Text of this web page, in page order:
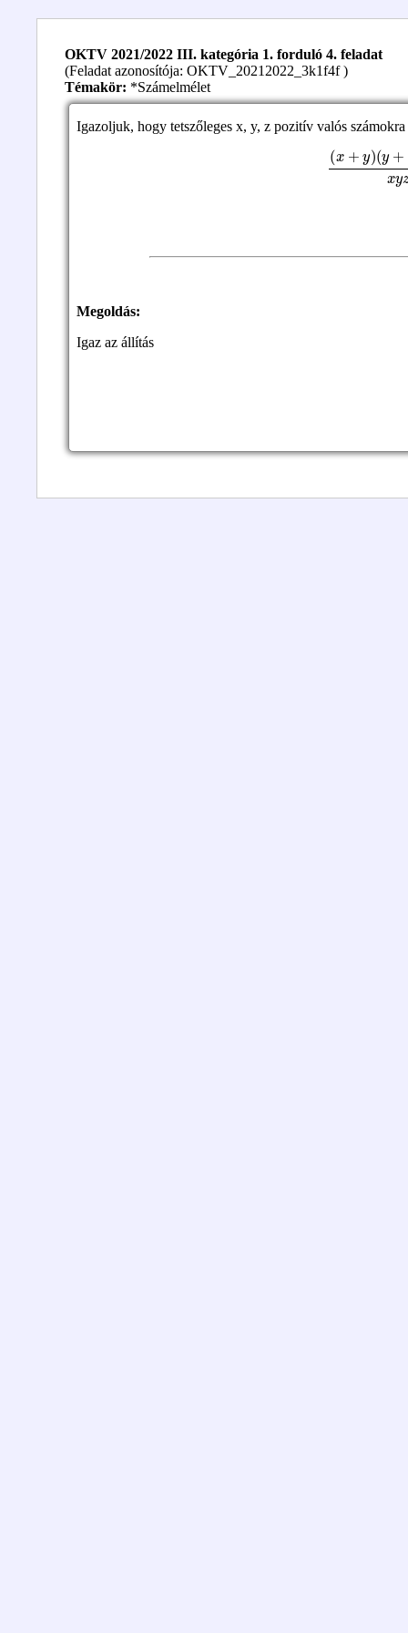
OKTV 2021/2022 III. kategória 1. forduló 4. feladat
(Feladat azonosítója: OKTV_20212022_3k1f4f )
Témakör: *Számelmélet
Igazoljuk, hogy tetszőleges x, y, z pozitív valós számokra
(x+y)(y+z )(
Megoldás:
Igaz az állítás